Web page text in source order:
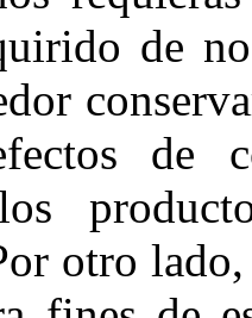
de
de
los
otro